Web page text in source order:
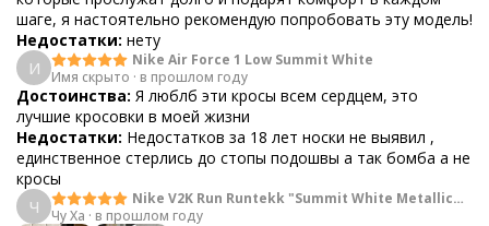
шаге, я настоятельно рекомендую попробовать эту модель!
Недостатки: нету
И
Nike Air Force 1 Low Summit White
Имя скрыто · в прошлом году
Достоинства: Я люблб эти кросы всем сердцем, это
лучшие кросовки в моей жизни
Недостатки: Недостатков за 18 лет носки не выявил ,
единственное стерлись до стопы подошвы а так бомба а не
кросы
Ч
Nike V2K Run Runtekk "Summit White Metallic
Silver"
Чу Ха · в прошлом году